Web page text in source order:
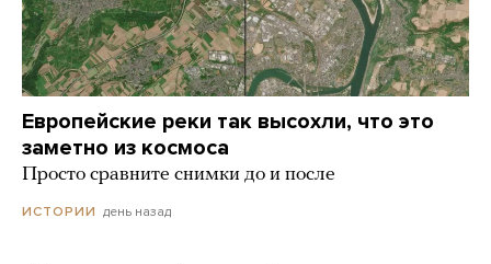
Европейские реки так высохли, что это
заметно из космоса
Просто сравните снимки до и после
ИСТОРИИ день назад